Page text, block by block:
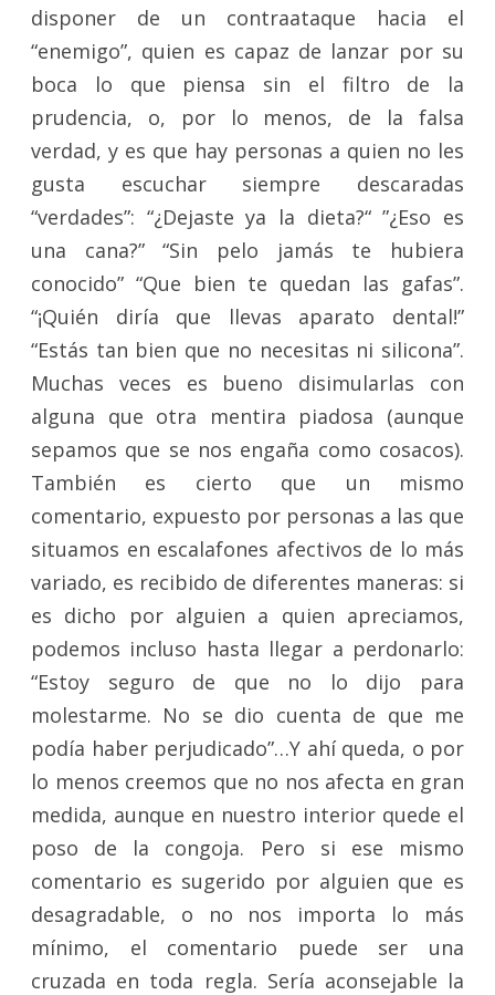
disponer de un contraataque hacia el
“enemigo”, quien es capaz de lanzar por su
boca lo que piensa sin el filtro de la
prudencia, o, por lo menos, de la falsa
verdad, y es que hay personas a quien no les
gusta escuchar siempre descaradas
“verdades”: “¿Dejaste ya la dieta?“ ”¿Eso es
una cana?” “Sin pelo jamás te hubiera
conocido” “Que bien te quedan las gafas”.
“¡Quién diría que llevas aparato dental!”
“Estás tan bien que no necesitas ni silicona”.
Muchas veces es bueno disimularlas con
alguna que otra mentira piadosa (aunque
sepamos que se nos engaña como cosacos).
También es cierto que un mismo
comentario, expuesto por personas a las que
situamos en escalafones afectivos de lo más
variado, es recibido de diferentes maneras: si
es dicho por alguien a quien apreciamos,
podemos incluso hasta llegar a perdonarlo:
“Estoy seguro de que no lo dijo para
molestarme. No se dio cuenta de que me
podía haber perjudicado”…Y ahí queda, o por
lo menos creemos que no nos afecta en gran
medida, aunque en nuestro interior quede el
poso de la congoja. Pero si ese mismo
comentario es sugerido por alguien que es
desagradable, o no nos importa lo más
mínimo, el comentario puede ser una
cruzada en toda regla. Sería aconsejable la